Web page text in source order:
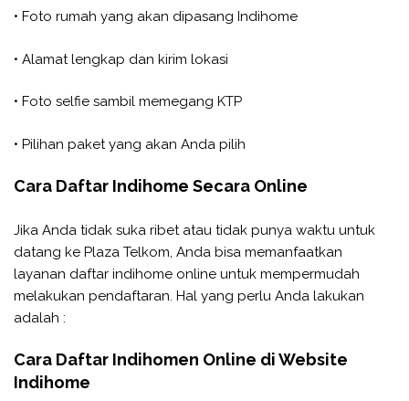
• Foto rumah yang akan dipasang Indihome
• Alamat lengkap dan kirim lokasi
• Foto selfie sambil memegang KTP
• Pilihan paket yang akan Anda pilih
Cara Daftar Indihome Secara Online
Jika Anda tidak suka ribet atau tidak punya waktu untuk
datang ke Plaza Telkom, Anda bisa memanfaatkan
layanan daftar indihome online untuk mempermudah
melakukan pendaftaran. Hal yang perlu Anda lakukan
adalah :
Cara Daftar Indihomen Online di Website
Indihome